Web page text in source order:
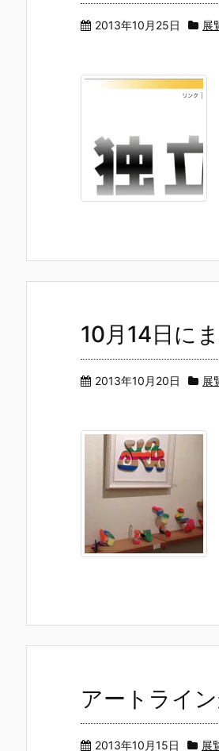
2013年10月25日 展
10月14日に
2013年10月20日 展
アートライ
2013年10月15日 展